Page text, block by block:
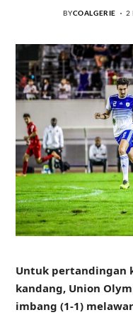
BYCOALGERIE 2
Untuk pertandingan
kandang, Union
imbang (1-1)